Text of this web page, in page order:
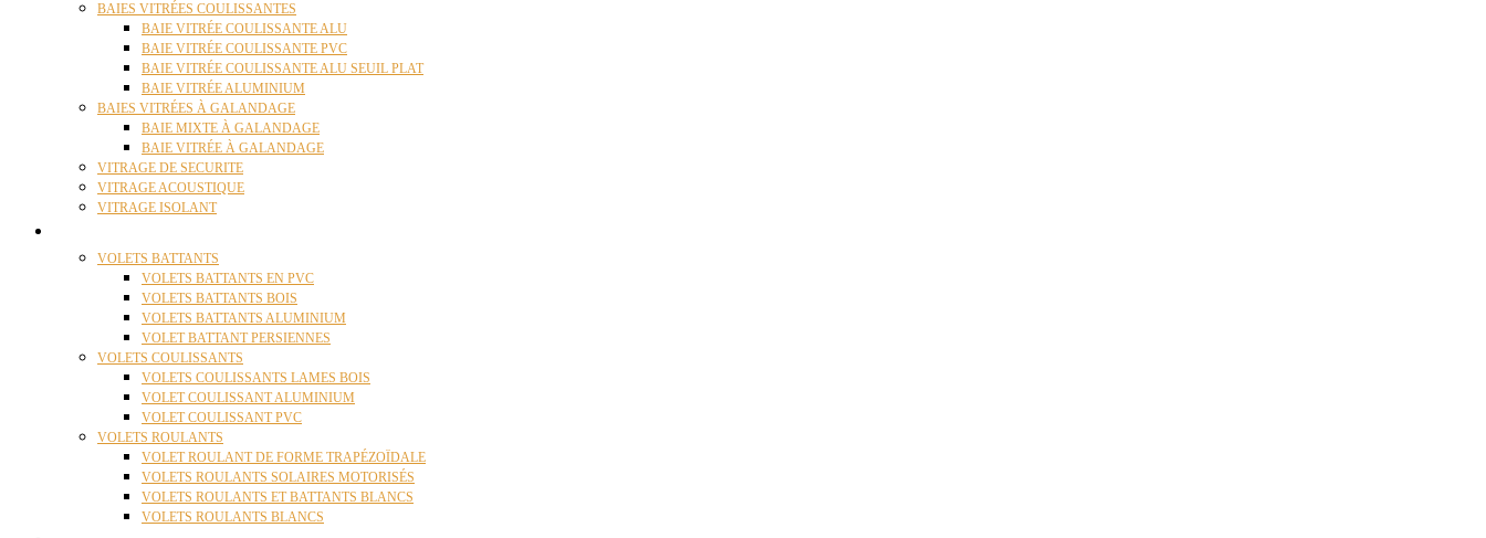
BAIES VITRÉES COULISSANTES
BAIE VITRÉE COULISSANTE ALU
BAIE VITRÉE COULISSANTE PVC
BAIE VITRÉE COULISSANTE ALU SEUIL PLAT
BAIE VITRÉE ALUMINIUM
BAIES VITRÉES À GALANDAGE
BAIE MIXTE À GALANDAGE
BAIE VITRÉE À GALANDAGE
VITRAGE DE SECURITE
VITRAGE ACOUSTIQUE
VITRAGE ISOLANT
VOLETS BATTANTS
VOLETS BATTANTS EN PVC
VOLETS BATTANTS BOIS
VOLETS BATTANTS ALUMINIUM
VOLET BATTANT PERSIENNES
VOLETS COULISSANTS
VOLETS COULISSANTS LAMES BOIS
VOLET COULISSANT ALUMINIUM
VOLET COULISSANT PVC
VOLETS ROULANTS
VOLET ROULANT DE FORME TRAPÉZOÏDALE
VOLETS ROULANTS SOLAIRES MOTORISÉS
VOLETS ROULANTS ET BATTANTS BLANCS
VOLETS ROULANTS BLANCS